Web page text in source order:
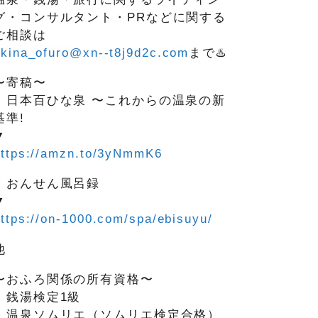
・コンサルタント・PRなどに関する
相談は
t8j9d2c.com まで♨️
寄稿〜
日本百ひな泉 〜これからの温泉の新
準!
amzn.to/3yNmmK6
おんせん風呂録
on-1000.com/spa/ebisuyu/
おふろ関係の所有資格〜
銭湯検定1級
温泉ソムリエ（ソムリエ検定合格）